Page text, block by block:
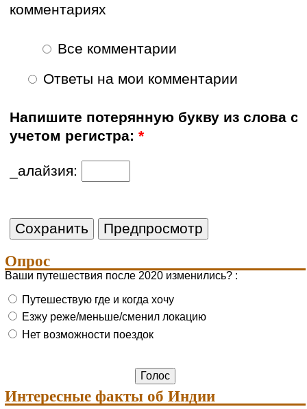
комментариях
Все комментарии
Ответы на мои комментарии
Напишите потерянную букву из слова с
учетом регистра:*
_алайзия:
Опрос
Ваши путешествия после 2020 изменились? :
Путешествую где и когда хочу
Езжу реже/меньше/сменил локацию
Нет возможности поездок
Интересные факты об Индии